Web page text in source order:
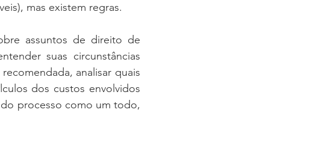
mas existem regras.
assuntos de direito de
suas circunstâncias
analisar quais
dos custos envolvidos
processo como um todo,